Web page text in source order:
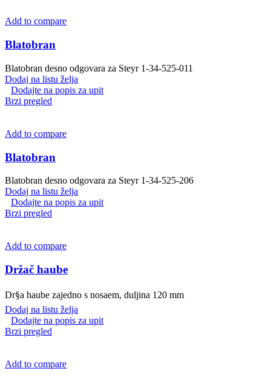
Add to compare
Blatobran
Blatobran desno odgovara za Steyr 1-34-525-011
Dodaj na listu želja
Dodajte na popis za upit
Brzi pregled
Add to compare
Blatobran
Blatobran desno odgovara za Steyr 1-34-525-206
Dodaj na listu želja
Dodajte na popis za upit
Brzi pregled
Add to compare
Držač haube
Dr§a haube zajedno s nosaem, duljina 120 mm
Dodaj na listu želja
Dodajte na popis za upit
Brzi pregled
Add to compare